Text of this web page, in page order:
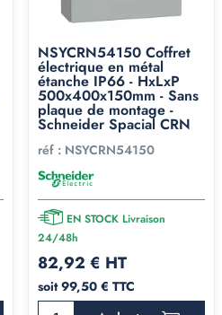
NSYCRN54150 Coffret
électrique en métal
étanche IP66 - HxLxP
500x400x150mm - Sans
plaque de montage -
Schneider Spacial CRN
réf : NSYCRN54150
EN STOCK Livraison
24/48h
82,92 € HT
soit 99,50 € TTC